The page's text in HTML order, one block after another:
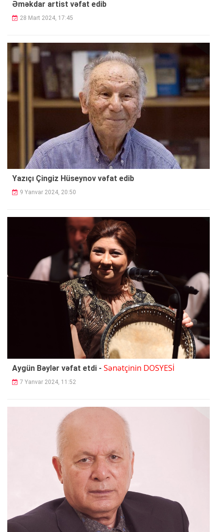
Əməkdar artist vəfat edib
28 Mart 2024, 17:45
Yazıçı Çingiz Hüseynov vəfat edib
9 Yanvar 2024, 20:50
Aygün Bəylər vəfat etdi - Sənətçinin DOSYESİ
7 Yanvar 2024, 11:52